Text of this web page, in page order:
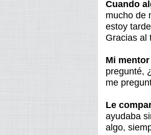
Cuando
mucho de
estoy
Gracias al
Mi mentor
pregunté,
me
Le
ayudaba
algo,